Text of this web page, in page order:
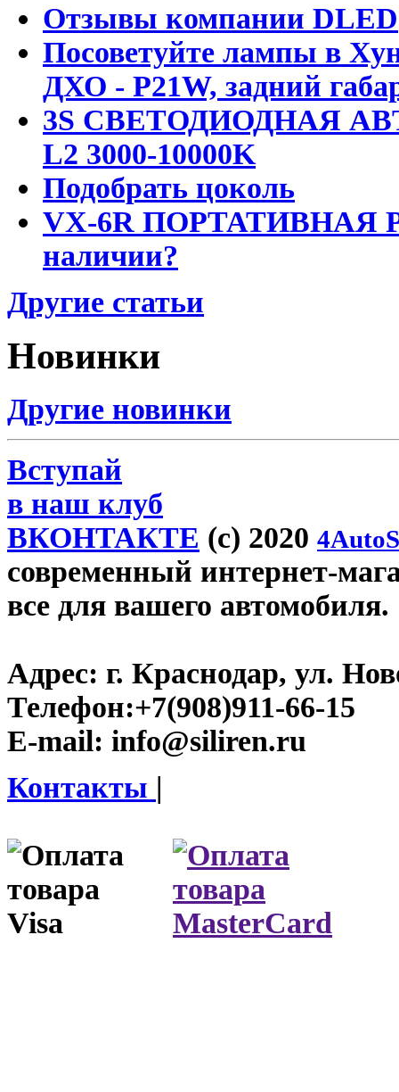
Отзывы компании DLED
Посоветуйте лампы в
ДХО - P21W, задний
3S СВЕТОДИОДНАЯ
L2 3000-10000K
Подобрать цоколь
VX-6R ПОРТАТИВНАЯ
наличии?
Другие статьи
Новинки
Другие новинки
Вступай
в наш клуб
ВКОНТАКТЕ (c) 2020
современный интернет-
все для вашего автомобиля.
Адрес: г. Краснодар, ул.
Телефон:+7(908)911-66-15
E-mail: info@siliren.ru
Контакты |